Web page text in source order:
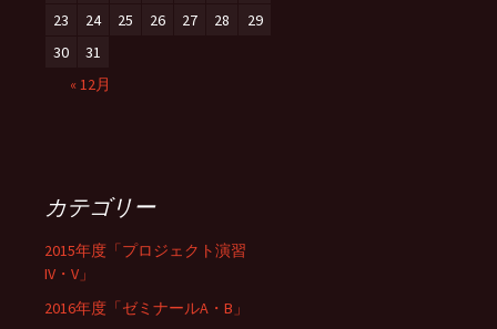
23
24 25 26 27 28
29
30
31
« 12月
カテゴリー
2015年度「プロジェクト演習
IV・V」
2016年度「ゼミナールA・B」